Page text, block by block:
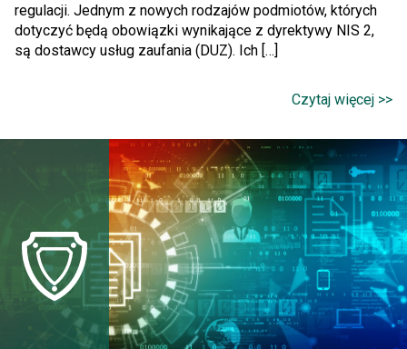
regulacji. Jednym z nowych rodzajów podmiotów, których
dotyczyć będą obowiązki wynikające z dyrektywy NIS 2,
są dostawcy usług zaufania (DUZ). Ich […]
Czytaj więcej >>